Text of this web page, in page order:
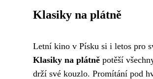
Klasiky na plátně
Letní kino v Písku si i letos pro
Klasiky na plátně potěší
drží své kouzlo. Promítání pod